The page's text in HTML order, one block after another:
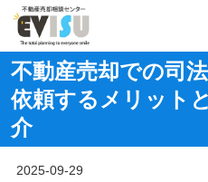
不動産売却での司
依頼するメリット
介
2025-09-29